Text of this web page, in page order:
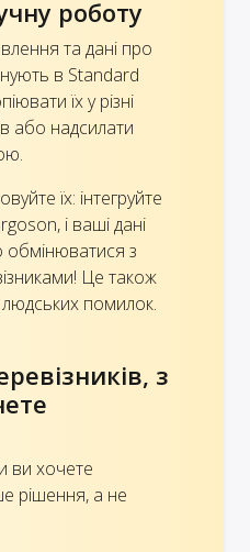
роботу
та дані про
в Standard
їх у різні
або надсилати
їх: інтегруйте
і ваші дані
обмінюватися з
Це також
помилок.
з
ви хочете
рішення, а не